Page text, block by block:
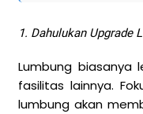
1. Dahulukan Upgrade
Lumbung biasanya
fasilitas lainnya.
lumbung akan